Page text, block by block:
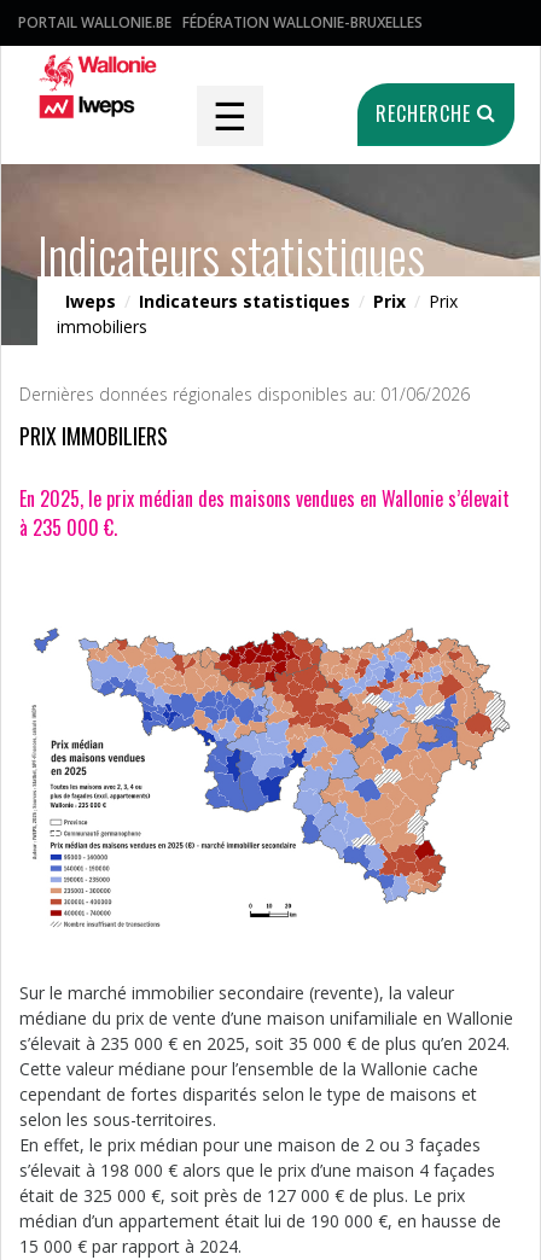
PORTAIL WALLONIE.BE FÉDÉRATION WALLONIE-BRUXELLES
☰ RECHERCHE
Indicateurs statistiques
Iweps / Indicateurs statistiques / Prix / Prix
immobiliers
Dernières données régionales disponibles au: 01/06/2026
PRIX IMMOBILIERS
En 2025, le prix médian des maisons vendues en Wallonie s’élevait
à 235 000 €.
Sur le marché immobilier secondaire (revente), la valeur
médiane du prix de vente d’une maison unifamiliale en Wallonie
s’élevait à 235 000 € en 2025, soit 35 000 € de plus qu’en 2024.
Cette valeur médiane pour l’ensemble de la Wallonie cache
cependant de fortes disparités selon le type de maisons et
selon les sous-territoires.
En effet, le prix médian pour une maison de 2 ou 3 façades
s’élevait à 198 000 € alors que le prix d’une maison 4 façades
était de 325 000 €, soit près de 127 000 € de plus. Le prix
médian d’un appartement était lui de 190 000 €, en hausse de
15 000 € par rapport à 2024.